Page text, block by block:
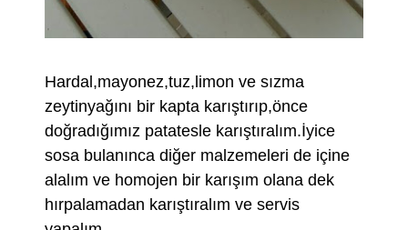
Hardal,mayonez,tuz,limon ve sızma
zeytinyağını bir kapta karıştırıp,önce
doğradığımız patatesle karıştıralım.İyice
sosa bulanınca diğer malzemeleri de içine
alalım ve homojen bir karışım olana dek
hırpalamadan karıştıralım ve servis